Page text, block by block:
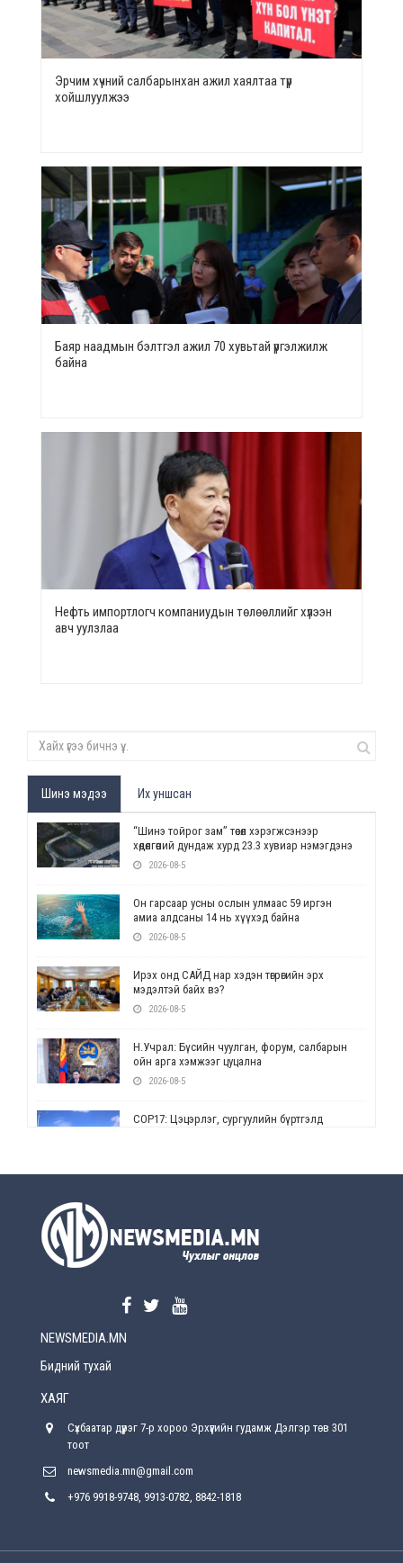
Эрчим хүчний салбарынхан ажил хаялтаа түр
хойшлуулжээ
Баяр наадмын бэлтгэл ажил 70 хувьтай үргэлжилж
байна
Нефть импортлогч компаниудын төлөөллийг хүлээн
авч уулзлаа
Шинэ мэдээ Их уншсан
“Шинэ тойрог зам” төсөл хэрэгжсэнээр
хөдөлгөөний дундаж хурд 23.3 хувиар нэмэгдэнэ
2026-08-5
Он гарсаар усны ослын улмаас 59 иргэн
амиа алдсаны 14 нь хүүхэд байна
2026-08-5
Ирэх онд САЙД нар хэдэн төгрөгийн эрх
мэдэлтэй байх вэ?
2026-08-5
Н.Учрал: Бүсийн чуулган, форум, салбарын
ойн арга хэмжээг цуцална
2026-08-5
СОР17: Цэцэрлэг, сургуулийн бүртгэлд
2026-08-5
2026-08-5
хүрсэн өгөөжөөрөө ажлаа үнэлж, хэрэгжилтээ
Улсын онцгой комисс өвөлжилтийн бэлтгэл,
NEWSMEDIA.MN
Бидний тухай
ХАЯГ
Сүхбаатар дүүрэг 7-р хороо Эрхүүгийн гудамж Дэлгэр төв 301
тоот
newsmedia.mn@gmail.com
+976 9918-9748, 9913-0782, 8842-1818